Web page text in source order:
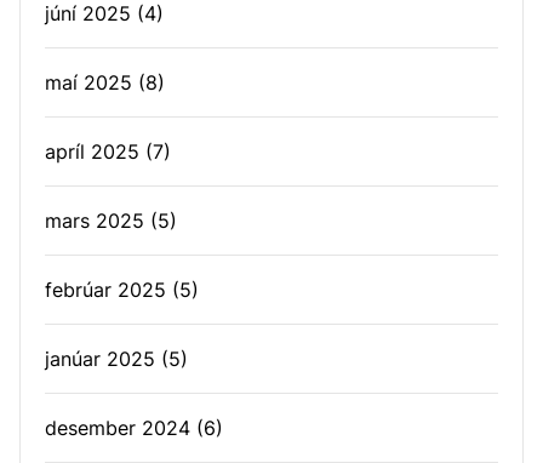
júní 2025 (4)
maí 2025 (8)
apríl 2025 (7)
mars 2025 (5)
febrúar 2025 (5)
janúar 2025 (5)
desember 2024 (6)